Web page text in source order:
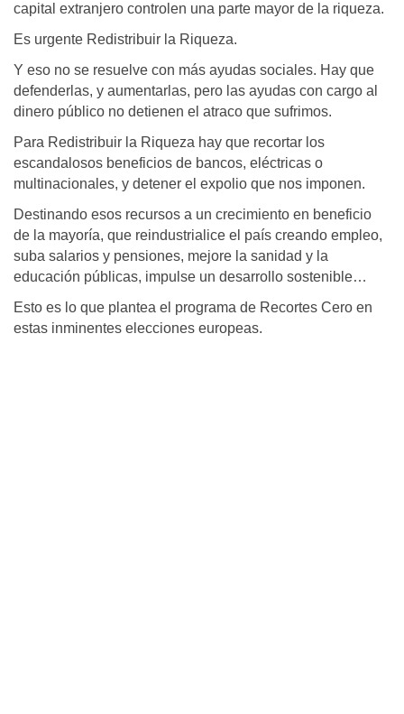
capital extranjero controlen una parte mayor de la riqueza.
Es urgente Redistribuir la Riqueza.
Y eso no se resuelve con más ayudas sociales. Hay que
defenderlas, y aumentarlas, pero las ayudas con cargo al
dinero público no detienen el atraco que sufrimos.
Para Redistribuir la Riqueza hay que recortar los
escandalosos beneficios de bancos, eléctricas o
multinacionales, y detener el expolio que nos imponen.
Destinando esos recursos a un crecimiento en beneficio
de la mayoría, que reindustrialice el país creando empleo,
suba salarios y pensiones, mejore la sanidad y la
educación públicas, impulse un desarrollo sostenible…
Esto es lo que plantea el programa de Recortes Cero en
estas inminentes elecciones europeas.